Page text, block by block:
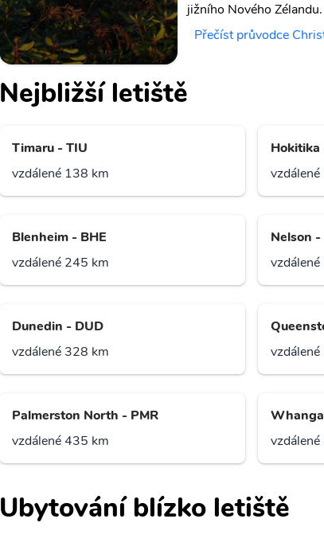
jižního Nového Zélandu.
Přečíst průvodce
Nejbližší letiště
Timaru - TIU
vzdálené 138 km
Hokitika
Blenheim - BHE
vzdálené 245 km
Nelson -
Dunedin - DUD
vzdálené 328 km
Palmerston North - PMR
vzdálené 435 km
Ubytování blízko letiště